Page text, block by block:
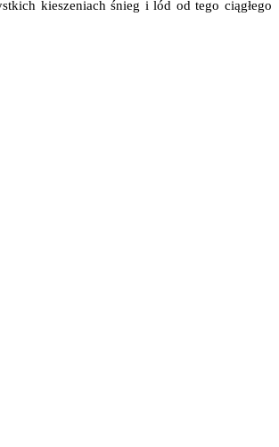
kie­sze­niach śnieg i lód od tego cią­głe­go